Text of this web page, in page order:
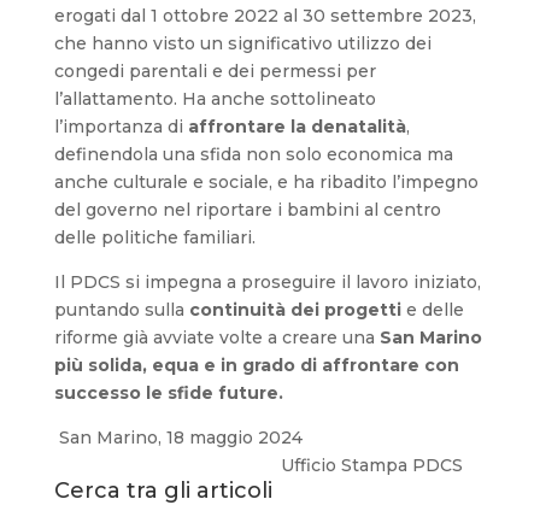
erogati dal 1 ottobre 2022 al 30 settembre 2023,
che hanno visto un significativo utilizzo dei
congedi parentali e dei permessi per
l’allattamento. Ha anche sottolineato
l’importanza di affrontare la denatalità,
definendola una sfida non solo economica ma
anche culturale e sociale, e ha ribadito l’impegno
del governo nel riportare i bambini al centro
delle politiche familiari.
Il PDCS si impegna a proseguire il lavoro iniziato,
puntando sulla continuità dei progettie delle
riforme già avviate volte a creare una San Marino
più solida, equa e in grado di affrontare con
successo le sfide future.
San Marino, 18 maggio 2024
Ufficio Stampa PDCS
Cerca tra gli articoli